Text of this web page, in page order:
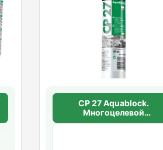
CP 27 Aquablock.
Многоцелевой
силиконовый герметик